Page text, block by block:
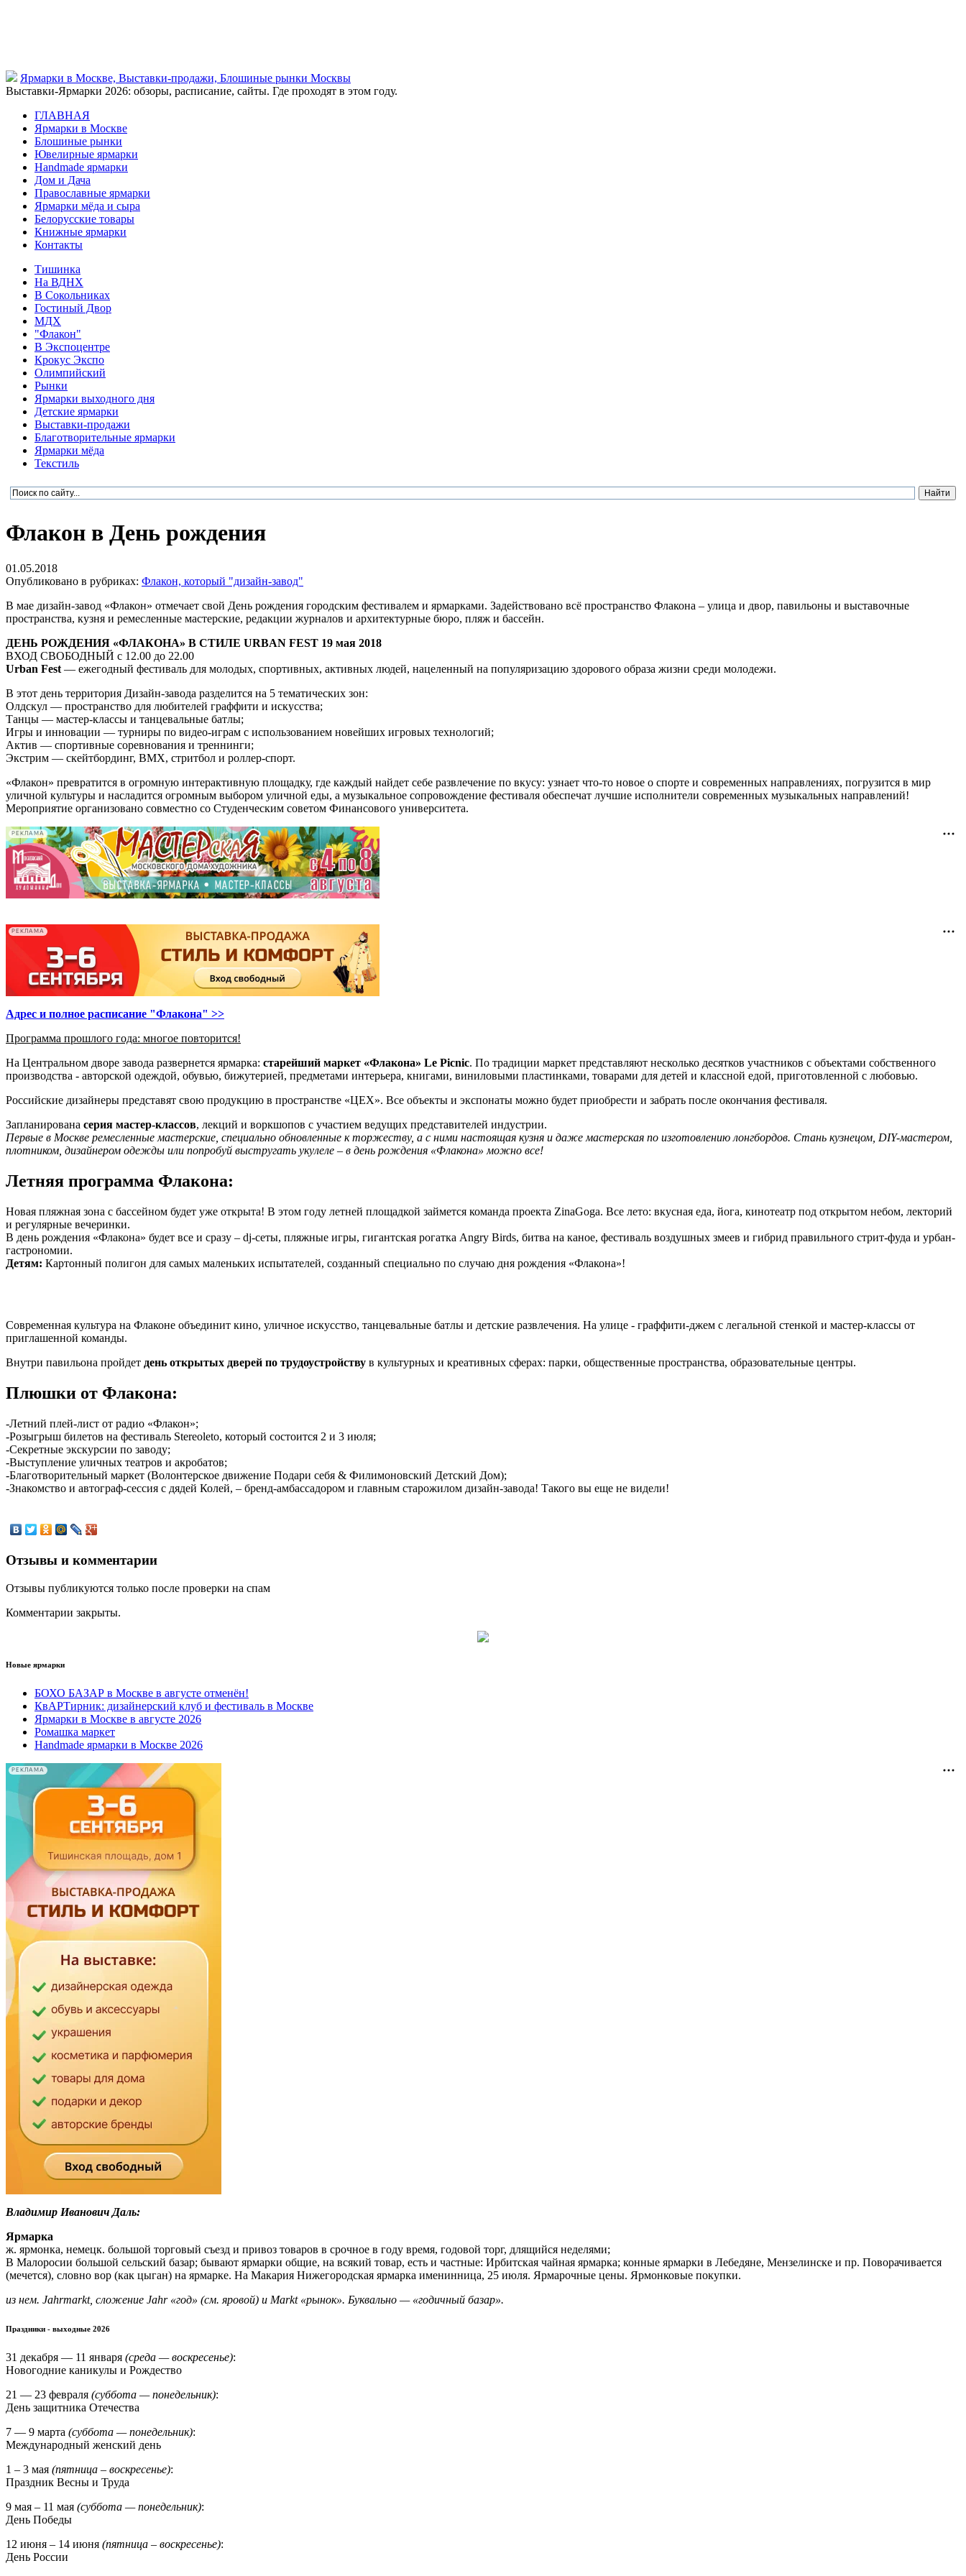
Ярмарки в Москве, Выставки-продажи, Блошиные рынки Москвы
Выставки-Ярмарки 2026: обзоры, расписание, сайты. Где проходят в этом году.
ГЛАВНАЯ
Ярмарки в Москве
Блошиные рынки
Ювелирные ярмарки
Нandmade ярмарки
Дом и Дача
Православные ярмарки
Ярмарки мёда и сыра
Белорусские товары
Книжные ярмарки
Контакты
Тишинка
На ВДНХ
В Сокольниках
Гостиный Двор
МДХ
"Флакон"
В Экспоцентре
Крокус Экспо
Олимпийский
Рынки
Ярмарки выходного дня
Детские ярмарки
Выставки-продажи
Благотворительные ярмарки
Ярмарки мёда
Текстиль
Флакон в День рождения
01.05.2018
Опубликовано в рубриках: Флакон, который "дизайн-завод"
В мае дизайн-завод «Флакон» отмечает свой День рождения городским фестивалем и ярмарками. Задействовано всё пространство Флакона – улица и двор, павильоны и выставочные
пространства, кузня и ремесленные мастерские, редакции журналов и архитектурные бюро, пляж и бассейн.
ДЕНЬ РОЖДЕНИЯ «ФЛАКОНА» В СТИЛЕ URBAN FEST 19 мая 2018
ВХОД СВОБОДНЫЙ с 12.00 до 22.00
Urban Fest — ежегодный фестиваль для молодых, спортивных, активных людей, нацеленный на популяризацию здорового образа жизни среди молодежи.
В этот день территория Дизайн-завода разделится на 5 тематических зон:
Олдскул — пространство для любителей граффити и искусства;
Танцы — мастер-классы и танцевальные батлы;
Игры и инновации — турниры по видео-играм с использованием новейших игровых технологий;
Актив — спортивные соревнования и треннинги;
Экстрим — скейтбординг, BMX, стритбол и роллер-спорт.
«Флакон» превратится в огромную интерактивную площадку, где каждый найдет себе развлечение по вкусу: узнает что-то новое о спорте и современных направлениях, погрузится в мир
уличной культуры и насладится огромным выбором уличной еды, а музыкальное сопровождение фестиваля обеспечат лучшие исполнители современных музыкальных направлений!
Мероприятие организовано совместно со Студенческим советом Финансового университета.
РЕКЛАМА
РЕКЛАМА
Адрес и полное расписание "Флакона" >>
Программа прошлого года: многое повторится!
На Центральном дворе завода развернется ярмарка: старейший маркет «Флакона» Le Picnic. По традиции маркет представляют несколько десятков участников с объектами собственного
производства - авторской одеждой, обувью, бижутерией, предметами интерьера, книгами, виниловыми пластинками, товарами для детей и классной едой, приготовленной с любовью.
Российские дизайнеры представят свою продукцию в пространстве «ЦЕХ». Все объекты и экспонаты можно будет приобрести и забрать после окончания фестиваля.
Запланирована серия мастер-классов, лекций и воркшопов с участием ведущих представителей индустрии.
Первые в Москве ремесленные мастерские, специально обновленные к торжеству, а с ними настоящая кузня и даже мастерская по изготовлению лонгбордов. Стань кузнецом, DIY-мастером,
плотником, дизайнером одежды или попробуй выстругать укулеле – в день рождения «Флакона» можно все!
Летняя программа Флакона:
Новая пляжная зона с бассейном будет уже открыта! В этом году летней площадкой займется команда проекта ZinaGoga. Все лето: вкусная еда, йога, кинотеатр под открытом небом, лекторий
и регулярные вечеринки.
В день рождения «Флакона» будет все и сразу – dj-сеты, пляжные игры, гигантская рогатка Angry Birds, битва на каное, фестиваль воздушных змеев и гибрид правильного стрит-фуда и урбан-
гастрономии.
Детям: Картонный полигон для самых маленьких испытателей, созданный специально по случаю дня рождения «Флакона»!
Современная культура на Флаконе объединит кино, уличное искусство, танцевальные батлы и детские развлечения. На улице - граффити-джем с легальной стенкой и мастер-классы от
приглашенной команды.
Внутри павильона пройдет день открытых дверей по трудоустройству в культурных и креативных сферах: парки, общественные пространства, образовательные центры.
Плюшки от Флакона:
-Летний плей-лист от радио «Флакон»;
-Розыгрыш билетов на фестиваль Stereoleto, который состоится 2 и 3 июля;
-Секретные экскурсии по заводу;
-Выступление уличных театров и акробатов;
-Благотворительный маркет (Волонтерское движение Подари себя & Филимоновский Детский Дом);
-Знакомство и автограф-сессия с дядей Колей, – бренд-амбассадором и главным старожилом дизайн-завода! Такого вы еще не видели!
Отзывы и комментарии
Отзывы публикуются только после проверки на спам
Комментарии закрыты.
Новые ярмарки
БОХО БАЗАР в Москве в августе отменён!
КвАРТирник: дизайнерский клуб и фестиваль в Москве
Ярмарки в Москве в августе 2026
Ромашка маркет
Handmade ярмарки в Москве 2026
РЕКЛАМА
Владимир Иванович Даль:
Ярмарка
ж. ярмонка, немецк. большой торговый съезд и привоз товаров в срочное в году время, годовой торг, длящийся неделями;
В Малоросии большой сельский базар; бывают ярмарки общие, на всякий товар, есть и частные: Ирбитская чайная ярмарка; конные ярмарки в Лебедяне, Мензелинске и пр. Поворачивается
(мечется), словно вор (как цыган) на ярмарке. На Макария Нижегородская ярмарка именинница, 25 июля. Ярмарочные цены. Ярмонковые покупки.
из нем. Jahrmarkt, сложение Jahr «год» (см. яровой) и Markt «рынок». Буквально — «годичный базар».
Праздники - выходные 2026
31 декабря — 11 января (среда — воскресенье):
Новогодние каникулы и Рождество
21 — 23 февраля (суббота — понедельник):
День защитника Отечества
7 — 9 марта (суббота — понедельник):
Международный женский день
1 – 3 мая (пятница – воскресенье):
Праздник Весны и Труда
9 мая – 11 мая (суббота — понедельник):
День Победы
12 июня – 14 июня (пятница – воскресенье):
День России